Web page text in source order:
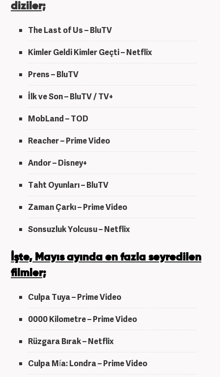
diziler;
The Last of Us – BluTV
Kimler Geldi Kimler Geçti – Netflix
Prens – BluTV
İlk ve Son – BluTV / TV+
MobLand – TOD
Reacher – Prime Video
Andor – Disney+
Taht Oyunları – BluTV
Zaman Çarkı – Prime Video
Sonsuzluk Yolcusu – Netflix
İşte, Mayıs ayında en fazla seyredilen
filmler;
Culpa Tuya – Prime Video
0000 Kilometre – Prime Video
Rüzgara Bırak – Netflix
Culpa Mía: Londra – Prime Video